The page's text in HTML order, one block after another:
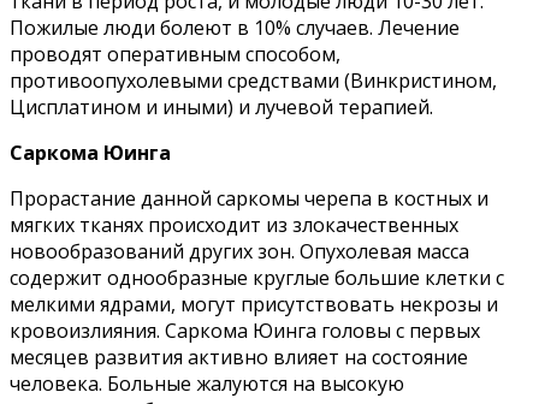
Пожилые люди болеют в 10% случаев. Лечение
проводят оперативным способом,
противоопухолевыми средствами (Винкристином,
Цисплатином и иными) и лучевой терапией.
Саркома Юинга
Прорастание данной саркомы черепа в костных и
мягких тканях происходит из злокачественных
новообразований других зон. Опухолевая масса
содержит однообразные круглые большие клетки с
мелкими ядрами, могут присутствовать некрозы и
кровоизлияния. Саркома Юинга головы с первых
месяцев развития активно влияет на состояние
человека. Больные жалуются на высокую